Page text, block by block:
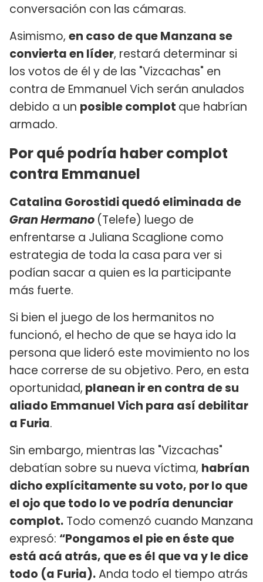
conversación con las cámaras.
Asimismo, en caso de que Manzana se
convierta en líder, restará determinar si
los votos de él y de las "Vizcachas" en
contra de Emmanuel Vich serán anulados
debido a un posible complot que habrían
armado.
Por qué podría haber complot
contra Emmanuel
Catalina Gorostidi quedó eliminada de
Gran Hermano (Telefe) luego de
enfrentarse a Juliana Scaglione como
estrategia de toda la casa para ver si
podían sacar a quien es la participante
más fuerte.
Si bien el juego de los hermanitos no
funcionó, el hecho de que se haya ido la
persona que lideró este movimiento no los
hace correrse de su objetivo. Pero, en esta
oportunidad, planean ir en contra de su
aliado Emmanuel Vich para así debilitar
a Furia.
Sin embargo, mientras las "Vizcachas"
debatían sobre su nueva víctima, habrían
dicho explícitamente su voto, por lo que
el ojo que todo lo ve podría denunciar
complot. Todo comenzó cuando Manzana
expresó: “Pongamos el pie en éste que
está acá atrás, que es él que va y le dice
todo (a Furia).Anda todo el tiempo atrás